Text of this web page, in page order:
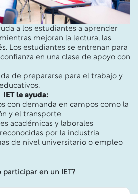
a los estudiantes a aprender
mejoran la lectura, las
Los estudiantes se entrenan para
en una clase de apoyo con
de prepararse para el trabajo y
IET le ayuda:
con demanda en campos como la
y el transporte
académicas y laborales
por la industria
de nivel universitario o empleo
participar en un IET?